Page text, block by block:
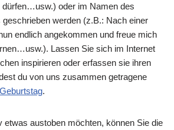
dürfen…usw.) oder im Namen des
geschrieben werden (z.B.: Nach einer
endlich angekommen und freue mich
Lassen Sie sich im Internet
inspirieren oder erfassen sie ihren
du von uns zusammen getragene
.
etwas austoben möchten, können Sie die